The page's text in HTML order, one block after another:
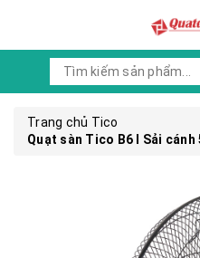
Trang chủ Tico
Quạt sàn Tico B6 I Sải